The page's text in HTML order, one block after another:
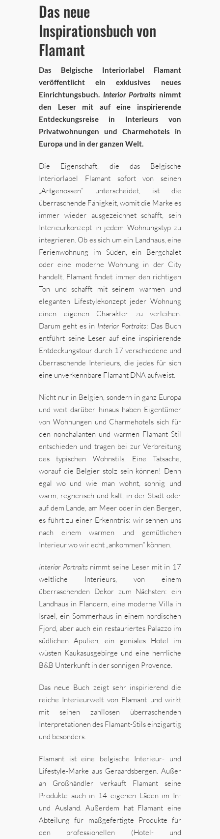
Das neue
Inspirationsbuch von
Flamant
Das Belgische Interiorlabel Flamant
veröffentlicht ein exklusives neues
Einrichtungsbuch. Interior Portraits nimmt
den Leser mit auf eine inspirierende
Entdeckungsreise in Interieurs von
Privatwohnungen und Charmehotels in
Europa und in der ganzen Welt.
Die Eigenschaft, die das Belgische
Interiorlabel Flamant sofort von seinen
„Artgenossen“ unterscheidet, ist die
überraschende Fähigkeit, womit die Marke es
immer wieder ausgezeichnet schafft, sein
Interieurkonzept in jedem Wohnungstyp zu
integrieren. Ob es sich um ein Landhaus, eine
Ferienwohnung im Süden, ein Bergchalet
oder eine moderne Wohnung in der City
handelt, Flamant findet immer den richtigen
Ton und schafft mit seinem warmen und
eleganten Lifestylekonzept jeder Wohnung
einen eigenen Charakter zu verleihen.
Darum geht es in Interior Portraits: Das Buch
entführt seine Leser auf eine inspirierende
Entdeckungstour durch 17 verschiedene und
überraschende Interieurs, die jedes für sich
eine unverkennbare Flamant DNA aufweist.
Nicht nur in Belgien, sondern in ganz Europa
und weit darüber hinaus haben Eigentümer
von Wohnungen und Charmehotels sich für
den nonchalanten und warmen Flamant Stil
entschieden und tragen bei zur Verbreitung
des typischen Wohnstils. Eine Tatsache,
worauf die Belgier stolz sein können! Denn
egal wo und wie man wohnt, sonnig und
warm, regnerisch und kalt, in der Stadt oder
auf dem Lande, am Meer oder in den Bergen,
es führt zu einer Erkenntnis: wir sehnen uns
nach einem warmen und gemütlichen
Interieur wo wir echt „ankommen“ können.
Interior Portraitsnimmt seine Leser mit in 17
weltliche Interieurs, von einem
überraschenden Dekor zum Nächsten: ein
Landhaus in Flandern, eine moderne Villa in
Israel, ein Sommerhaus in einem nordischen
Fjord, aber auch ein restauriertes Palazzo im
südlichen Apulien, ein geniales Hotel im
wüsten Kaukasusgebirge und eine herrliche
B&B Unterkunft in der sonnigen Provence.
Das neue Buch zeigt sehr inspirierend die
reiche Interieurwelt von Flamant und wirkt
mit seinen zahllosen überraschenden
Interpretationen des Flamant-Stils einzigartig
und besonders.
Flamant ist eine belgische Interieur- und
Lifestyle-Marke aus Geraardsbergen. Außer
an Großhändler verkauft Flamant seine
Produkte auch in 14 eigenen Läden im In-
und Ausland. Außerdem hat Flamant eine
Abteilung für maßgefertigte Produkte für
den professionellen (Hotel- und